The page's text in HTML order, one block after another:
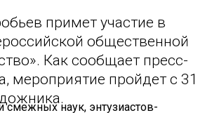
примет участие в
общественной
Как сообщает пресс-
мероприятие пройдет с 31
смежных наук, энтузиастов-